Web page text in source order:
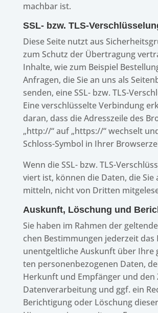
mach­bar ist.
SSL- bzw. TLS-
Diese Seite nutzt aus
zum Schutz der Über­tra­gung
Inhalte, wie zum Beispiel
Anfra­gen, die Sie an uns als
senden, eine SSL- bzw. TLS-
Eine verschlüs­selte Verbin­dung
daran, dass die Adress­zeile des
„http://“ auf „https://“ wech­selt
Schloss-Symbol in Ihrer
Wenn die SSL- bzw. TLS-
viert ist, können die Daten, die
mit­teln, nicht von Drit­ten
Auskunft, Löschung und
Sie haben im Rahmen der
chen Bestim­mun­gen jeder­zeit das
unent­gelt­li­che Auskunft über Ihre
ten perso­nen­be­zo­ge­nen Daten,
Herkunft und Empfän­ger und den
Daten­ver­ar­bei­tung und ggf. ein
Berich­ti­gung oder Löschung